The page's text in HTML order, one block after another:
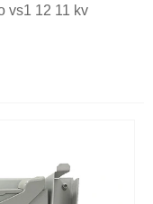
vs1 12 11 kv